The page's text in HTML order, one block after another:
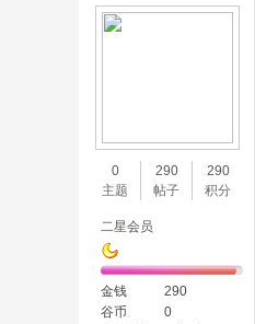
0
主题
290
帖子
290
积分
二星会员
金钱
290
谷币
0